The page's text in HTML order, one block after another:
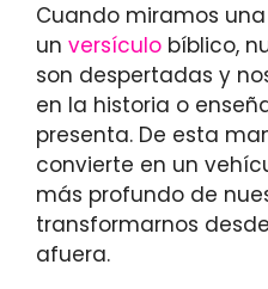
Cuando miramos
un versículo bíblico,
son despertadas y
en la historia o
presenta. De esta
convierte en un
más profundo de
transformarnos
afuera.